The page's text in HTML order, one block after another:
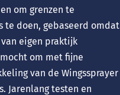
om grenzen te
te doen, gebaseerd omdat
eigen praktijk
om met fijne
van de Wingssprayer
Jarenlang testen en